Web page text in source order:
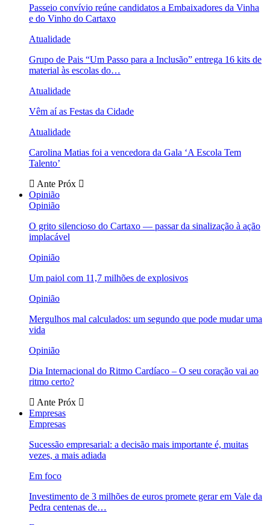
Passeio convívio reúne candidatos a Embaixadores da Vinha
e do Vinho do Cartaxo
Atualidade
Grupo de Pais “Um Passo para a Inclusão” entrega 16 kits de
material às escolas do…
Atualidade
Vêm aí as Festas da Cidade
Atualidade
Carolina Matias foi a vencedora da Gala ‘A Escola Tem
Talento’
Ante Próx
Opinião
Opinião
O grito silencioso do Cartaxo — passar da sinalização à ação
implacável
Opinião
Um paiol com 11,7 milhões de explosivos
Opinião
Mergulhos mal calculados: um segundo que pode mudar uma
vida
Opinião
Dia Internacional do Ritmo Cardíaco – O seu coração vai ao
ritmo certo?
Ante Próx
Empresas
Empresas
Sucessão empresarial: a decisão mais importante é, muitas
vezes, a mais adiada
Em foco
Investimento de 3 milhões de euros promete gerar em Vale da
Pedra centenas de…